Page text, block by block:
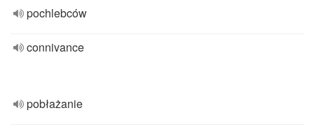
pochlebców
connivance
pobłażanie